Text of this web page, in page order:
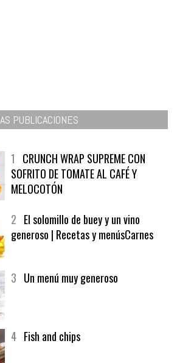
PUBLICACIONES
1 CRUNCH WRAP SUPREME CON
SOFRITO DE TOMATE AL CAFÉ Y
MELOCOTÓN
2 El solomillo de buey y un vino
generoso | Recetas y menúsCarnes
3 Un menú muy generoso
4 Fish and chips